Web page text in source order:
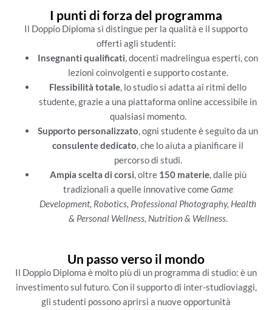
I punti di forza del programma
Il Doppio Diploma si distingue per la qualità e il supporto
offerti agli studenti:
Insegnanti qualificati, docenti madrelingua esperti, con
lezioni coinvolgenti e supporto costante.
Flessibilità totale, lo studio si adatta ai ritmi dello
studente, grazie a una piattaforma online accessibile in
qualsiasi momento.
Supporto personalizzato, ogni studente è seguito da un
consulente dedicato, che lo aiuta a pianificare il
percorso di studi.
Ampia scelta di corsi, oltre 150 materie, dalle più
tradizionali a quelle innovative comeGame
Development, Robotics, Professional Photography, Health
& Personal Wellness, Nutrition & Wellness.
Un passo verso il mondo
Il Doppio Diploma è molto più di un programma di studio: è un
investimento sul futuro. Con il supporto di inter-studioviaggi,
gli studenti possono aprirsi a nuove opportunità